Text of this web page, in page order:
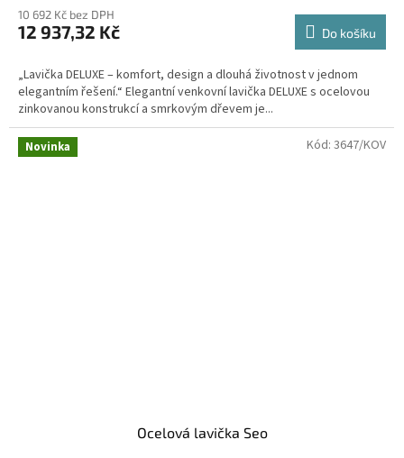
10 692 Kč bez DPH
12 937,32 Kč Do košíku
„Lavička DELUXE – komfort, design a dlouhá životnost v jednom
elegantním řešení.“ Elegantní venkovní lavička DELUXE s ocelovou
zinkovanou konstrukcí a smrkovým dřevem je...
Novinka
Ocelová lavička Seo
Kód: 3647/KOV